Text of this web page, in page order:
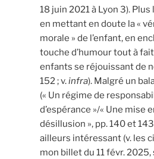
18 juin 2021 à Lyon 3).
en mettant en doute la «
morale » de l’enfant, en
touche d’humour tout à
enfants se réjouissant de
152 ; v.infra). Malgré un
(« Un régime de
d’espérance »/« Une mise
désillusion », pp. 140 et
ailleurs intéressant (v. les
mon billet du 11 févr.